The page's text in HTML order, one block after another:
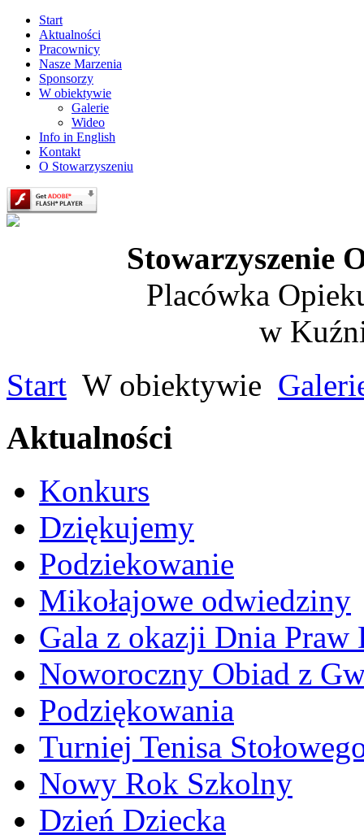
Start
Aktualności
Pracownicy
Nasze Marzenia
Sponsorzy
W obiektywie
Galerie
Wideo
Info in English
Kontakt
O Stowarzyszeniu
Stowarzyszenie
Placówka
w
Start W obiektywie
Aktualności
Konkurs
Dziękujemy
Podziekowanie
Mikołajowe odwiedziny
Gala z okazji Dnia Praw
Noworoczny Obiad z
Podziękowania
Turniej Tenisa
Nowy Rok Szkolny
Dzień Dziecka